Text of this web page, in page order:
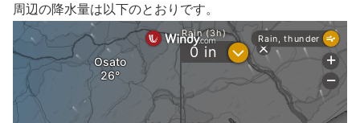
周辺の降水量は以下のとおりです。